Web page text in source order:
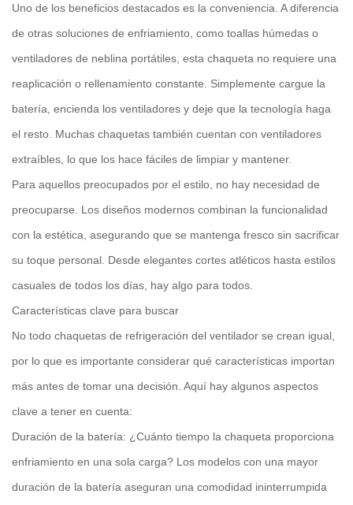
Uno de los beneficios destacados es la conveniencia. A diferencia
de otras soluciones de enfriamiento, como toallas húmedas o
ventiladores de neblina portátiles, esta chaqueta no requiere una
reaplicación o rellenamiento constante. Simplemente cargue la
batería, encienda los ventiladores y deje que la tecnología haga
el resto. Muchas chaquetas también cuentan con ventiladores
extraíbles, lo que los hace fáciles de limpiar y mantener.
Para aquellos preocupados por el estilo, no hay necesidad de
preocuparse. Los diseños modernos combinan la funcionalidad
con la estética, asegurando que se mantenga fresco sin sacrificar
su toque personal. Desde elegantes cortes atléticos hasta estilos
casuales de todos los días, hay algo para todos.
Características clave para buscar
No todo chaquetas de refrigeración del ventilador se crean igual,
por lo que es importante considerar qué características importan
más antes de tomar una decisión. Aquí hay algunos aspectos
clave a tener en cuenta:
Duración de la batería: ¿Cuánto tiempo la chaqueta proporciona
enfriamiento en una sola carga? Los modelos con una mayor
duración de la batería aseguran una comodidad ininterrumpida